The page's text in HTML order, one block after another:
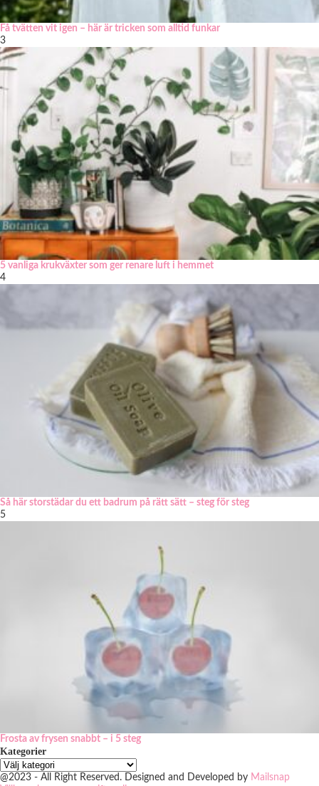
Få tvätten vit igen – här är tricken som alltid funkar
3
5 vanliga krukväxter som ger renare luft i hemmet
4
Så här storstädar du ett badrum på rätt sätt – steg för steg
5
Frosta av frysen snabbt – i 5 steg
Kategorier
@2023 - All Right Reserved. Designed and Developed by Mailsnap